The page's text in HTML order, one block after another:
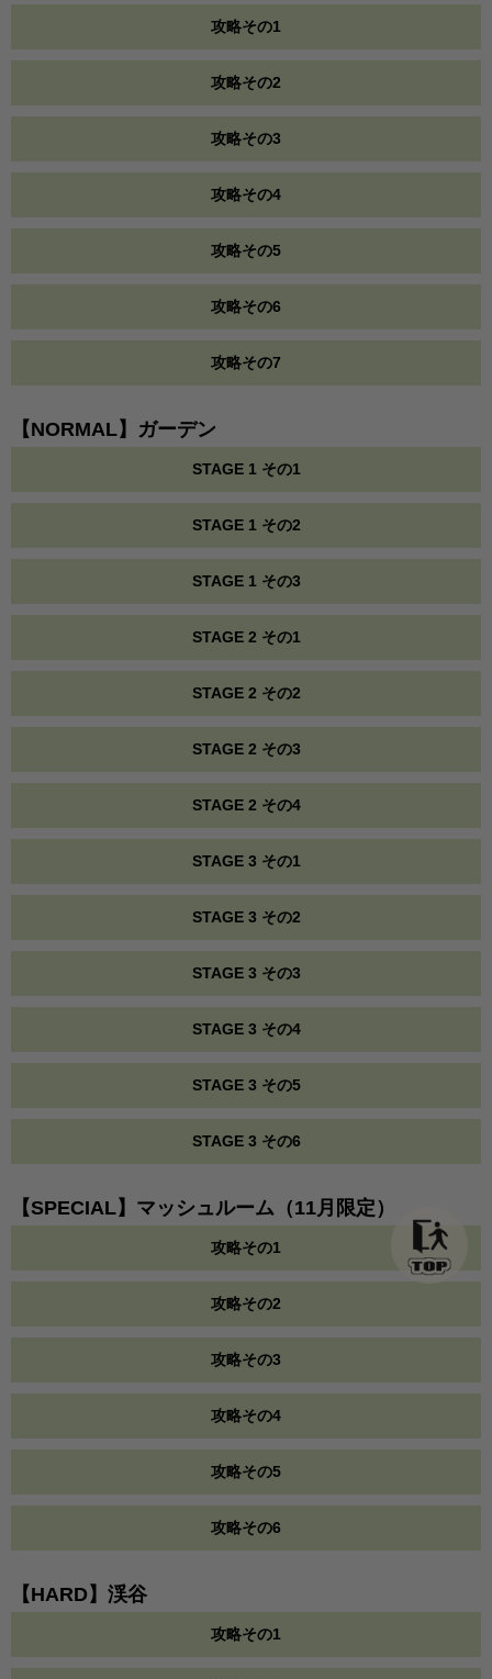
攻略その1
攻略その2
攻略その3
攻略その4
攻略その5
攻略その6
攻略その7
【NORMAL】ガーデン
STAGE 1 その1
STAGE 1 その2
STAGE 1 その3
STAGE 2 その1
STAGE 2 その2
STAGE 2 その3
STAGE 2 その4
STAGE 3 その1
STAGE 3 その2
STAGE 3 その3
STAGE 3 その4
STAGE 3 その5
STAGE 3 その6
【SPECIAL】マッシュルーム（11月限定）
攻略その1
攻略その2
攻略その3
攻略その4
攻略その5
攻略その6
【HARD】渓谷
攻略その1